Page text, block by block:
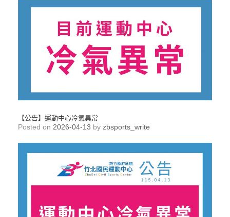
【公告】運動中心冷氣異常
Posted on 2026-04-13 by zbsports_write